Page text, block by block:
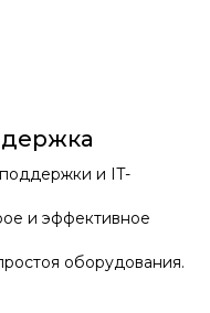
и IT-
и эффективное
оборудования.